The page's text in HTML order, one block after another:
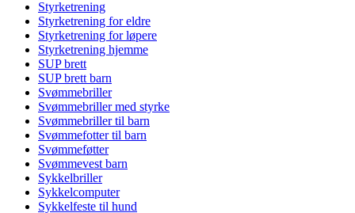
Styrketrening
Styrketrening for eldre
Styrketrening for løpere
Styrketrening hjemme
SUP brett
SUP brett barn
Svømmebriller
Svømmebriller med styrke
Svømmebriller til barn
Svømmefotter til barn
Svømmeføtter
Svømmevest barn
Sykkelbriller
Sykkelcomputer
Sykkelfeste til hund